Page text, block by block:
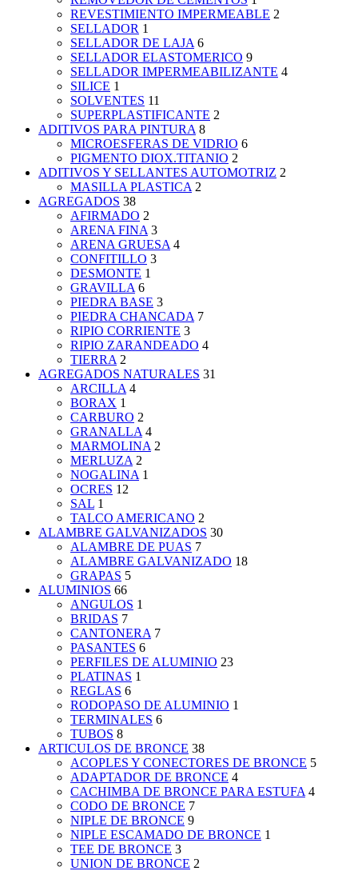
REVESTIMIENTO IMPERMEABLE 2
SELLADOR 1
SELLADOR DE LAJA 6
SELLADOR ELASTOMERICO 9
SELLADOR IMPERMEABILIZANTE 4
SILICE 1
SOLVENTES 11
SUPERPLASTIFICANTE 2
ADITIVOS PARA PINTURA 8
MICROESFERAS DE VIDRIO 6
PIGMENTO DIOX.TITANIO 2
ADITIVOS Y SELLANTES AUTOMOTRIZ 2
MASILLA PLASTICA 2
AGREGADOS 38
AFIRMADO 2
ARENA FINA 3
ARENA GRUESA 4
CONFITILLO 3
DESMONTE 1
GRAVILLA 6
PIEDRA BASE 3
PIEDRA CHANCADA 7
RIPIO CORRIENTE 3
RIPIO ZARANDEADO 4
TIERRA 2
AGREGADOS NATURALES 31
ARCILLA 4
BORAX 1
CARBURO 2
GRANALLA 4
MARMOLINA 2
MERLUZA 2
NOGALINA 1
OCRES 12
SAL 1
TALCO AMERICANO 2
ALAMBRE GALVANIZADOS 30
ALAMBRE DE PUAS 7
ALAMBRE GALVANIZADO 18
GRAPAS 5
ALUMINIOS 66
ANGULOS 1
BRIDAS 7
CANTONERA 7
PASANTES 6
PERFILES DE ALUMINIO 23
PLATINAS 1
REGLAS 6
RODOPASO DE ALUMINIO 1
TERMINALES 6
TUBOS 8
ARTICULOS DE BRONCE 38
ACOPLES Y CONECTORES DE BRONCE 5
ADAPTADOR DE BRONCE 4
CACHIMBA DE BRONCE PARA ESTUFA 4
CODO DE BRONCE 7
NIPLE DE BRONCE 9
NIPLE ESCAMADO DE BRONCE 1
TEE DE BRONCE 3
UNION DE BRONCE 2